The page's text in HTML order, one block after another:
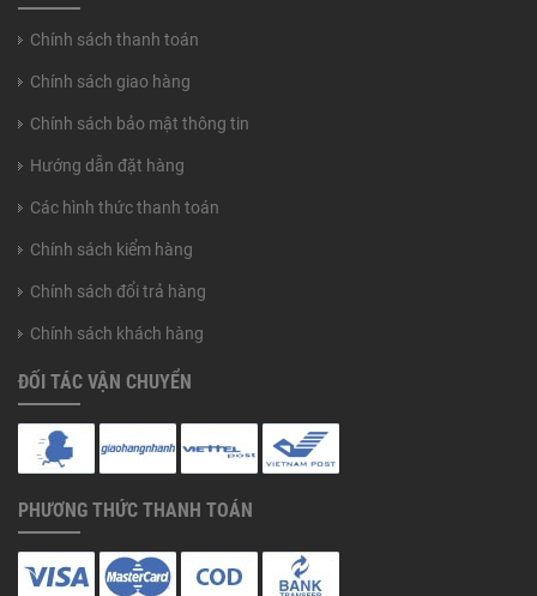
Chính sách thanh toán
Chính sách giao hàng
Chính sách bảo mật thông tin
Hướng dẫn đặt hàng
Các hình thức thanh toán
Chính sách kiểm hàng
Chính sách đổi trả hàng
Chính sách khách hàng
ĐỐI TÁC VẬN CHUYỂN
PHƯƠNG THỨC THANH TOÁN